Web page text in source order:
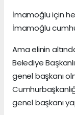
İmamoğlu için
İmamoğlu
Ama elinin
Belediye
genel başkanı
genel başkanı